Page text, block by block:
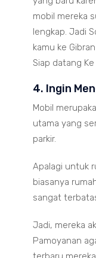
mobil mereka
lengkap. Jadi
kamu ke
Siap datang
4. Ingin
Mobil
utama yang
parkir.
Apalagi untuk
biasanya
sangat
Jadi, mereka
Pamoyanan